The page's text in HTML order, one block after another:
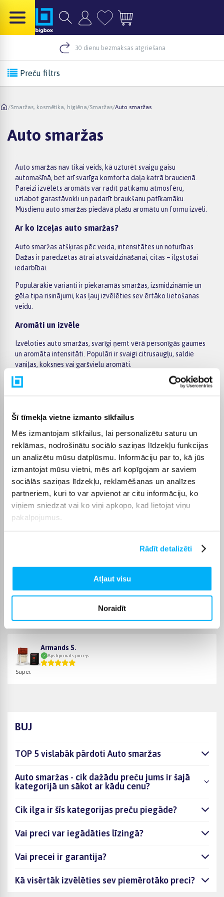
Šī tīmekļa vietne izmanto sīkfailus
Mēs izmantojam sīkfailus, lai personalizētu saturu un
reklāmas, nodrošinātu sociālo saziņas līdzekļu funkcijas
un analizētu mūsu datplūsmu. Informāciju par to, kā jūs
izmantojat mūsu vietni, mēs arī kopīgojam ar saviem
sociālās saziņas līdzekļu, reklamēšanas un analīzes
partneriem, kuri to var apvienot ar citu informāciju, ko
viņiem sniedzat vai ko viņi apkopo, kad lietojat viņu
pakalpojumus.
Rādīt detalizēti
Atļaut visu
Noraidīt
30 dienu bezmaksas atgriešana
Preču filtrs
/Smaržas, kosmētika, higiēna/Smaržas/Auto smaržas
Auto smaržas
Auto smaržas nav tikai veids, kā uzturēt svaigu gaisu
automašīnā, bet arī svarīga komforta daļa katrā braucienā.
Pareizi izvēlēts aromāts var radīt patīkamu atmosfēru,
uzlabot garastāvokli un padarīt braukšanu patīkamāku.
Mūsdienu auto smaržas piedāvā plašu aromātu un formu izvēli.
Ar ko izceļas auto smaržas?
Auto smaržas atšķiras pēc veida, intensitātes un noturības.
Dažas ir paredzētas ātrai atsvaidzināšanai, citas – ilgstošai
iedarbībai.
Populārākie varianti ir piekaramās smaržas, izsmidzināmie un
gēla tipa risinājumi, kas ļauj izvēlēties sev ērtāko lietošanas
veidu.
Aromāti un izvēle
Izvēloties auto smaržas, svarīgi ņemt vērā personīgās gaumes
un aromāta intensitāti. Populāri ir svaigi citrusaugļu, saldie
vaniļas, koksnes vai garšvielu aromāti.
Tāpat var izvēlēties dažādus formātus – no klasiskajām
stiprumu.
Kam piemērotas auto smaržas?
Auto smaržas ir piemērotas visiem autovadītājiem, kuri vēlas
uzturēt patīkamu un tīru automašīnas salonu. Tās īpaši noder
tiem, kuri daudz laika pavada ceļā vai vēlas novērst
nepatīkamus aromātus.
Tās ir arī laba neliela dāvana – praktiska izvēle ikvienam auto
īpašniekam.
BIGBOX piedāvā plašu auto smaržu izvēli internetā – viegli
Pircēju atsauksmes par precēm
Armands S.
Apstiprināts pircējs
Super.
BUJ
TOP 5 vislabāk pārdoti Auto smaržas
Auto smaržas - cik dažādu preču jums ir šajā
kategorijā un sākot ar kādu cenu?
Cik ilga ir šīs kategorijas preču piegāde?
Vai preci var iegādāties līzingā?
Vai precei ir garantija?
Kā visērtāk izvēlēties sev piemērotāko preci?